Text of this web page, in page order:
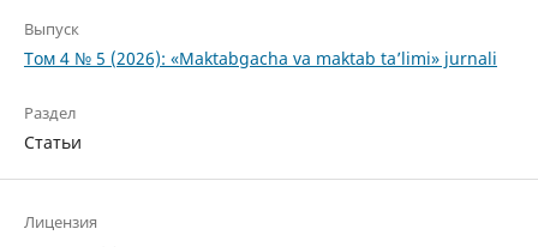
Выпуск
Том 4 № 5 (2026): «Maktabgacha va maktab ta’limi» jurnali
Раздел
Статьи
Лицензия